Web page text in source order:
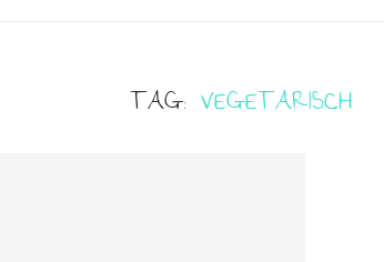
TAG: VEGETARISCH